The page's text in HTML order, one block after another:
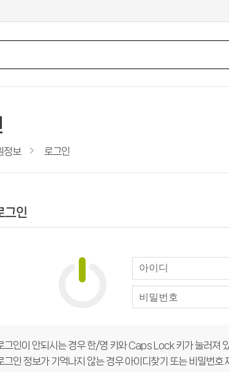
정보 로그인
그인
인이 안되시는 경우 한/영 키와 Caps Lock 키가 눌러져
인 정보가 기억나지 않는 경우 아이디찾기 또는 비밀번호